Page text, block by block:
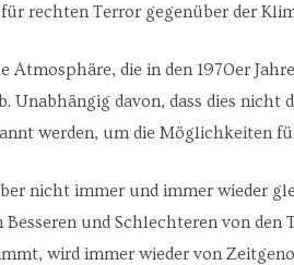
rechten Terror gegenüber der
Atmosphäre, die in den 1970er
Unabhängig davon, dass dies nicht
werden, um die Möglichkeiten
nicht immer und immer wieder
und Schlechteren von
wird immer wieder von